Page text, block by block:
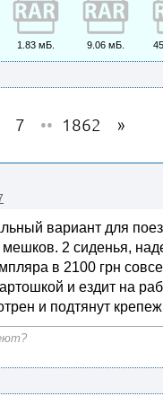
1.83 мБ. 9.06 мБ.
7 •• 1862
вариант для
мешков. 2 сиденья,
в 2100 грн
и ездит на
и подтянут